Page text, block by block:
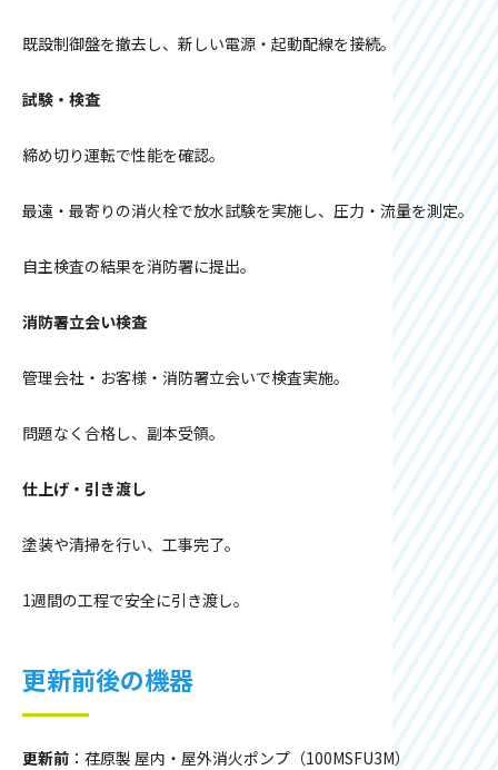
既設制御盤を撤去し、新しい電源・起動配線を接続。
試験・検査
締め切り運転で性能を確認。
最遠・最寄りの消火栓で放水試験を実施し、圧力・流量を測定。
自主検査の結果を消防署に提出。
消防署立会い検査
管理会社・お客様・消防署立会いで検査実施。
問題なく合格し、副本受領。
仕上げ・引き渡し
塗装や清掃を行い、工事完了。
1週間の工程で安全に引き渡し。
更新前後の機器
更新前 ：荏原製 屋内・屋外消火ポンプ（100MSFU3M）